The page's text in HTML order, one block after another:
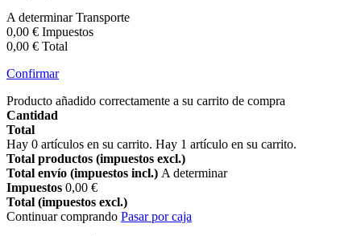
A determinarTransporte
0,00 € Impuestos
0,00 € Total
Confirmar
Producto añadido correctamente a su carrito de compra
Cantidad
Total
Hay 0 artículos en su carrito. Hay 1 artículo en su carrito.
Total productos (impuestos excl.)
Total envío (impuestos incl.) A determinar
Impuestos 0,00 €
Total (impuestos excl.)
Continuar comprando Pasar por caja